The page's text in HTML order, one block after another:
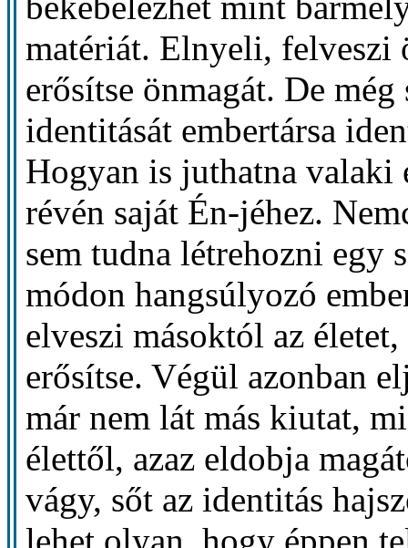
matériát. Elnyeli, felveszi
erősítse önmagát. De
identitását embertársa
Hogyan is juthatna valaki
révén saját Én-jéhez.
sem tudna létrehozni egy
módon hangsúlyozó
elveszi másoktól az
erősítse. Végül azonban
már nem lát más kiutat,
élettől, azaz eldobja
vágy, sőt az identitás